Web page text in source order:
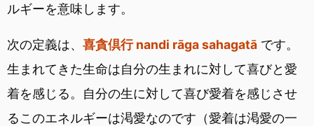
ルギーを意味します。
次の定義は、 喜貪倶行 nandi rāga sahagatā です。
生まれてきた生命は自分の生まれに対して喜びと愛
着を感じる。自分の生に対して喜び愛着を感じさせ
るこのエネルギーは渇愛なのです（愛着は渇愛の一